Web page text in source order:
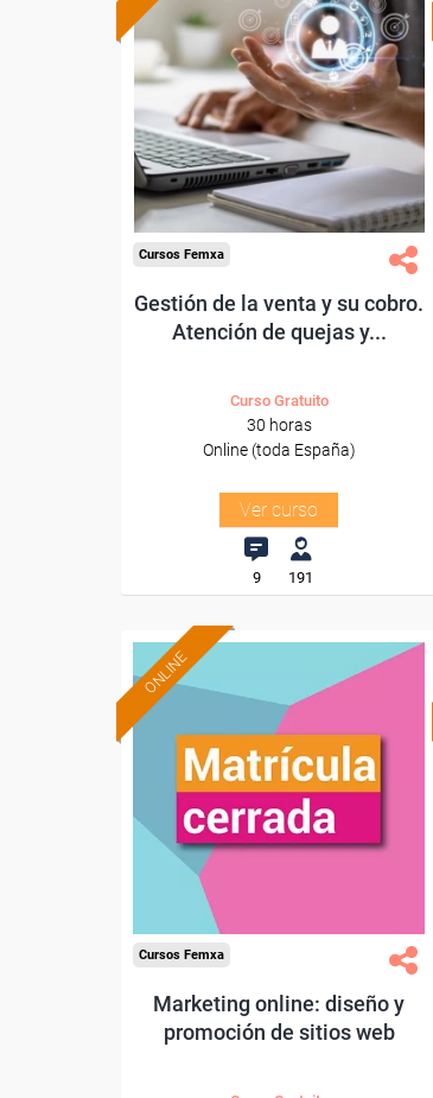
Formación 100%
subvencionada.
Para desempleados,
trabajadores y autónomos.
Sector
-Energía y Agua.
Cursos Femxa
Gestión de la venta y su cobro.
Atención de quejas y...
Curso Gratuito
30 horas
Online (toda España)
Ver curso
9 191
ONLINE
Cursos Femxa
Marketing online: diseño y
promoción de sitios web